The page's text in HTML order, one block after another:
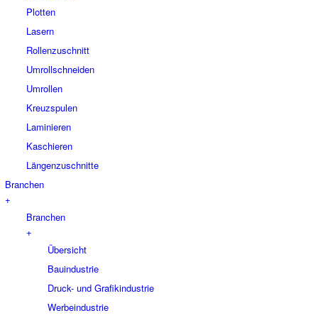
Plotten
Lasern
Rollenzuschnitt
Umrollschneiden
Umrollen
Kreuzspulen
Laminieren
Kaschieren
Längenzuschnitte
Branchen
+
Branchen
+
Übersicht
Bauindustrie
Druck- und Grafikindustrie
Werbeindustrie